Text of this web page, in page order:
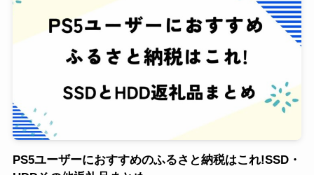
PS5ユーザーにおすすめのふるさと納税はこれ!SSD・